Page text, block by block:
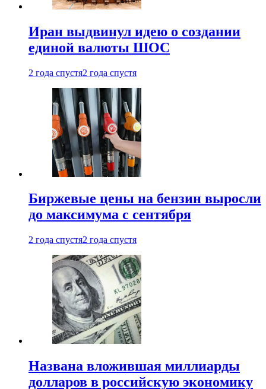
Иран выдвинул идею о создании
единой валюты ШОС
2 года спустя2 года спустя
Биржевые цены на бензин выросли
до максимума с сентября
2 года спустя2 года спустя
Названа вложившая миллиарды
долларов в российскую экономику